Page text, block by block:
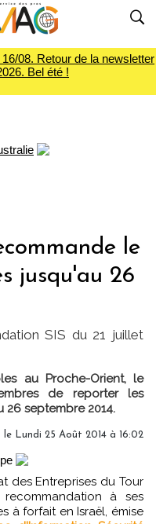
08. Retour de la newsletter
Bel été !
le
jusqu'au 26
SIS du 21 juillet
au Proche-Orient, le
de reporter les
26 septembre 2014.
le Lundi 25 Août 2014 à 16:02
à ses
à forfait en Israël, émise